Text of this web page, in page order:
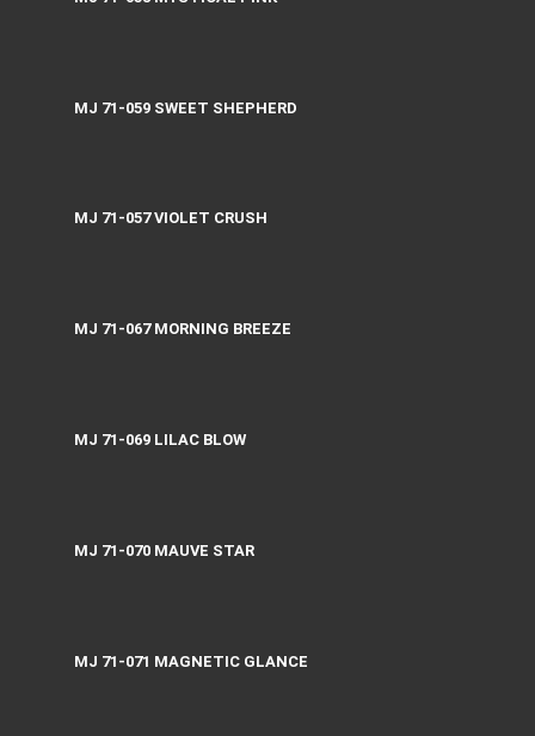
MJ 71-059 SWEET SHEPHERD
MJ 71-057 VIOLET CRUSH
MJ 71-067 MORNING BREEZE
MJ 71-069 LILAC BLOW
MJ 71-070 MAUVE STAR
MJ 71-071 MAGNETIC GLANCE